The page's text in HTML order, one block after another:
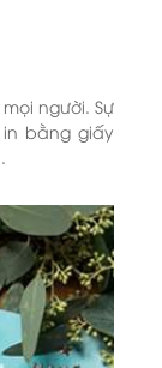
người. Sự
bằng giấy